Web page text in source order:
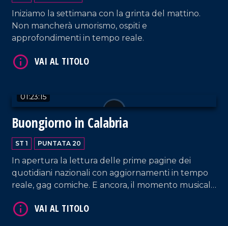
Iniziamo la settimana con la grinta del mattino.
Non mancherà umorismo, ospiti e
approfondimenti in tempo reale.
01:23:15
Buongiorno in Calabria
ST 1 PUNTATA 20
In apertura la lettura delle prime pagine dei
quotidiani nazionali con aggiornamenti in tempo
reale, gag comiche. E ancora, il momento musicale
VAI AL TITOLO
VAI AL TITOLO